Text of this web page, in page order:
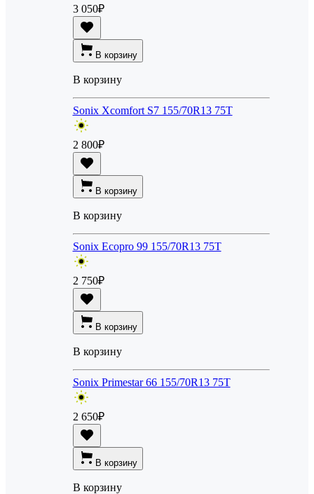
3 050₽
В корзину
В корзину
Sonix Xcomfort S7 155/70R13 75T
2 800₽
В корзину
В корзину
Sonix Ecopro 99 155/70R13 75T
2 750₽
В корзину
В корзину
Sonix Primestar 66 155/70R13 75T
2 650₽
В корзину
В корзину